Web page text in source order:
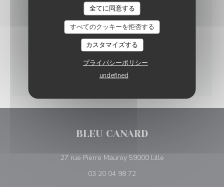
全てに同意する
すべてのクッキーを拒否する
カスタマイズする
プライバシーポリシー
undefined
BLEU CANARD
27 rue Pierre Mauroy 59000 Lille((新しいウィンド
03 20 04 98 72